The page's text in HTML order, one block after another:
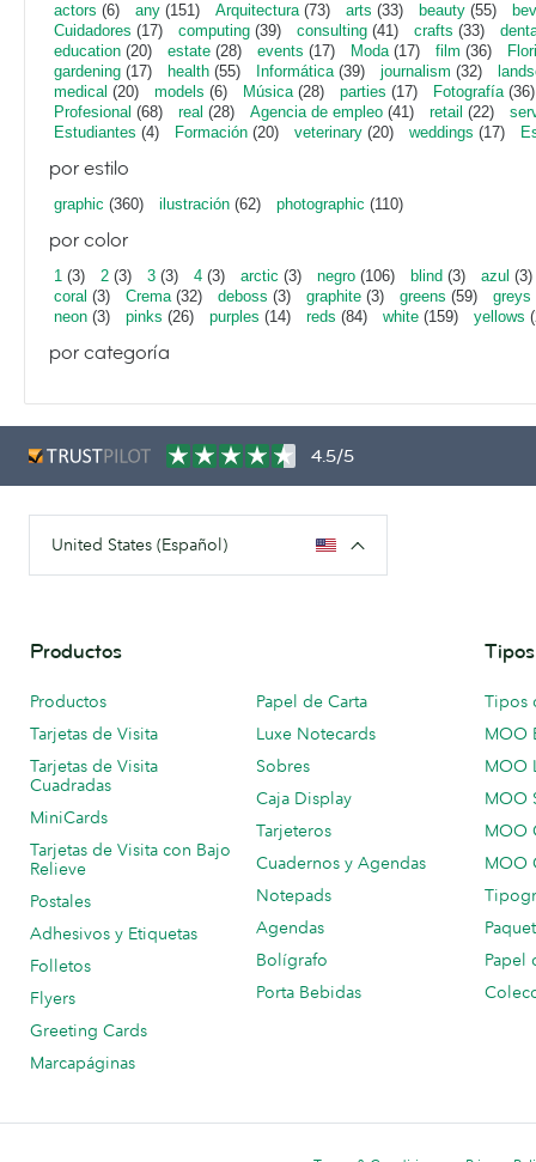
actors (6) any (151) Arquitectura(73) arts (33) beauty (55)
Cuidadores (17) computing (39) consulting (41) crafts (33)
education (20) estate (28) events (17) Moda(17) film (36)
gardening (17) health (55) Informática(39) journalism (32)
medical (20) models (6) Música(28) parties (17) Fotografía(36)
Profesional (68) real (28) Agencia de empleo (41) retail (22)
Estudiantes (4) Formación (20) veterinary (20) weddings (17)
por estilo
graphic (360) ilustración (62) photographic (110)
por color
1 (3) 2 (3) 3 (3) 4 (3) arctic (3) negro (106) blind (3) azul (3)
coral (3) Crema(32) deboss (3) graphite (3) greens (59) greys
neon (3) pinks (26) purples (14) reds (84) white (159) yellows
por categoría
4.5/5
United States (Español)
Productos
Productos
Tarjetas de Visita
Tarjetas de Visita
Cuadradas
MiniCards
Tarjetas de Visita con Bajo
Relieve
Postales
Adhesivos y Etiquetas
Folletos
Flyers
Greeting Cards
Marcapáginas
Papel de Carta
Luxe Notecards
Sobres
Caja Display
Tarjeteros
Cuadernos y Agendas
Notepads
Agendas
Bolígrafo
Porta Bebidas
Tipos
MOO
MOO
MOO
MOO
MOO
Papel